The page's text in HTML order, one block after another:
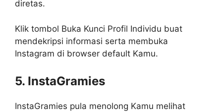
diretas.
Klik tombol Buka Kunci Profil Individu buat
mendekripsi informasi serta membuka
Instagram di browser default Kamu.
5. InstaGramies
InstaGramies pula menolong Kamu melihat